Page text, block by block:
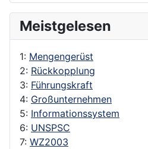
Meistgelesen
1: Mengengerüst
2: Rückkopplung
3: Führungskraft
4: Großunternehmen
5: Informationssystem
6: UNSPSC
7: WZ2003